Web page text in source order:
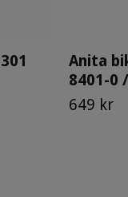
Anita
8401-0
649 kr